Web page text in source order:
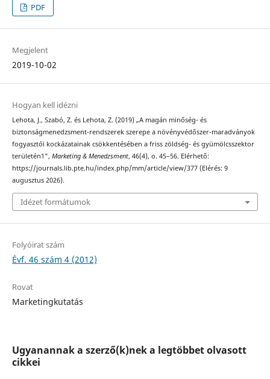
PDF
Megjelent
2019-10-02
Hogyan kell idézni
Lehota, J., Szabó, Z. és Lehota, Z. (2019) „A magán minőség- és
biztonságmenedzsment-rendszerek szerepe a növényvédőszer-maradványok
fogyasztói kockázatainak csökkentésében a friss zöldség- és gyümölcsszektor
területén1”, Marketing & Menedzsment, 46(4), o. 45–56. Elérhető:
https://journals.lib.pte.hu/index.php/mm/article/view/377 (Elérés: 9
augusztus 2026).
Idézet formátumok
Folyóirat szám
Évf. 46 szám 4 (2012)
Rovat
Marketingkutatás
Ugyanannak a szerző(k)nek a legtöbbet olvasott
cikkei